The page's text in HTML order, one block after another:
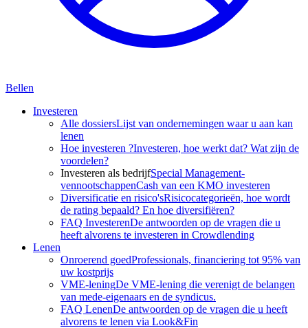
Bellen
Investeren
Alle dossiersLijst van ondernemingen waar u aan kan
lenen
Hoe investeren ?Investeren, hoe werkt dat? Wat zijn de
voordelen?
Investeren als bedrijfSpecial Management-
vennootschappenCash van een KMO investeren
Diversificatie en risico'sRisicocategorieën, hoe wordt
de rating bepaald? En hoe diversifiëren?
FAQ InvesterenDe antwoorden op de vragen die u
heeft alvorens te investeren in Crowdlending
Lenen
Onroerend goedProfessionals, financiering tot 95% van
uw kostprijs
VME-leningDe VME-lening die verenigt de belangen
van mede-eigenaars en de syndicus.
FAQ LenenDe antwoorden op de vragen die u heeft
alvorens te lenen via Look&Fin